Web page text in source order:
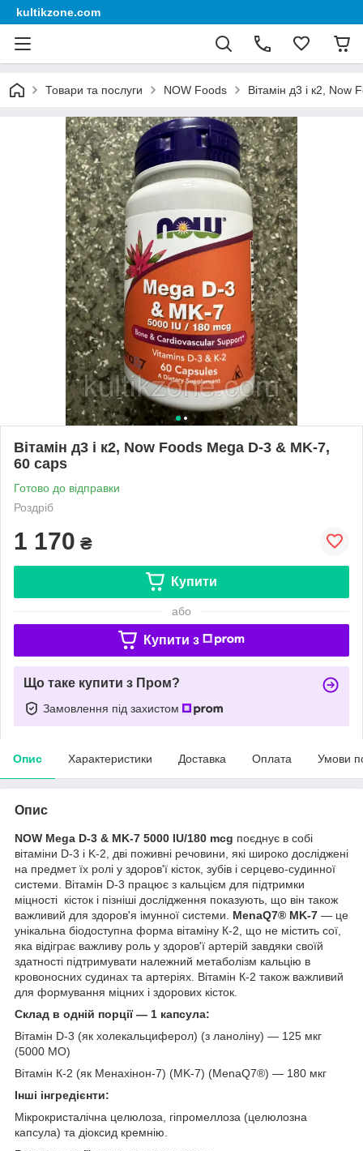
kultikzone.com
Товари та послуги NOW Foods Вітамін д3 і к2,
Вітамін д3 і к2, Now Foods Mega D-3 & MK-7,
60 caps
Готово до відправки
Роздріб
1 170 ₴
Купити
або
Купити з
Що таке купити з Пром?
Замовлення під захистом
Опис Характеристики Доставка Оплата Умови
Опис
NOW Mega D-3 & MK-7 5000 IU/180 mcg поєднує в собі
вітаміни D-3 і K-2, дві поживні речовини, які широко досліджені
на предмет їх ролі у здоров'ї кісток, зубів і серцево-судинної
системи. Вітамін D-3 працює з кальцієм для підтримки
міцності кісток і пізніші дослідження показують, що він також
важливий для здоров'я імунної системи. MenaQ7® MK-7 — це
унікальна біодоступна форма вітаміну К-2, що не містить сої,
яка відіграє важливу роль у здоров'ї артерій завдяки своїй
здатності підтримувати належний метаболізм кальцію в
кровоносних судинах та артеріях. Вітамін К-2 також важливий
для формування міцних і здорових кісток.
Склад в одній порції — 1 капсула:
Вітамін D-3 (як холекальциферол) (з ланоліну) — 125 мкг
(5000 МО)
Вітамін К-2 (як Менахінон-7) (MK-7) (MenaQ7®) — 180 мкг
Інші інгредієнти:
Мікрокристалічна целюлоза, гіпромеллоза (целюлозна
капсула) та діоксид кремнію.